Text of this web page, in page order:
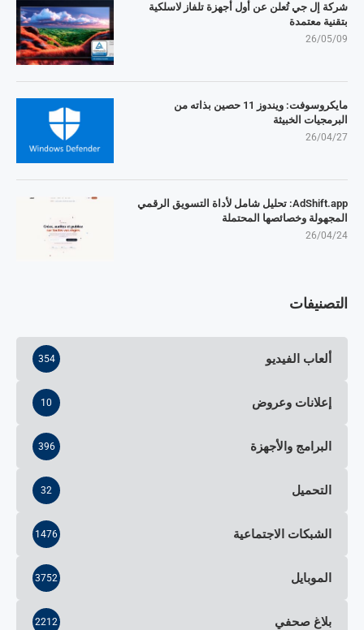
شركة إل جي تُعلن عن أول أجهزة تلفاز لاسلكية
بتقنية معتمدة
26/05/09
مايكروسوفت: ويندوز 11 حصين بذاته من
البرمجيات الخبيثة
26/04/27
AdShift.app: تحليل شامل لأداة التسويق الرقمي
المجهولة وخصائصها المحتملة
26/04/24
التصنيفات
ألعاب الفيديو 354
إعلانات وعروض 10
البرامج والأجهزة 396
التحميل 32
الشبكات الاجتماعية 1476
الموبايل 3752
بلاغ صحفي 2212